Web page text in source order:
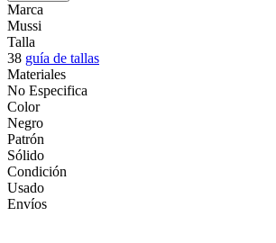
Marca
Mussi
Talla
38 guía de tallas
Materiales
No Especifica
Color
Negro
Patrón
Sólido
Condición
Usado
Envíos